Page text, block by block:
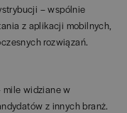
– wspólnie
z aplikacji mobilnych,
rozwiązań.
mile widziane w
z innych branż.